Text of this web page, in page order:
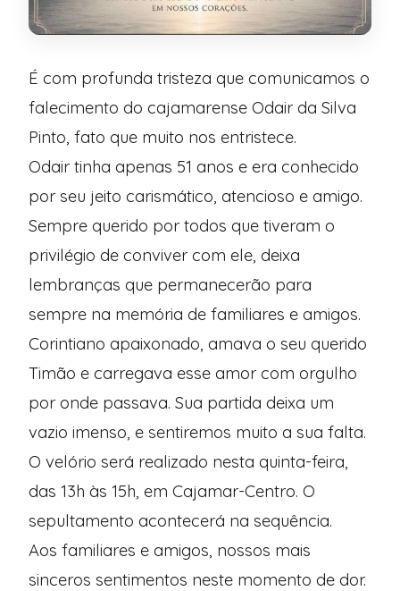
É com profunda tristeza que comunicamos o
falecimento do cajamarense Odair da Silva
Pinto, fato que muito nos entristece.
Odair tinha apenas 51 anos e era conhecido
por seu jeito carismático, atencioso e amigo.
Sempre querido por todos que tiveram o
privilégio de conviver com ele, deixa
lembranças que permanecerão para
sempre na memória de familiares e amigos.
Corintiano apaixonado, amava o seu querido
Timão e carregava esse amor com orgulho
por onde passava. Sua partida deixa um
vazio imenso, e sentiremos muito a sua falta.
O velório será realizado nesta quinta-feira,
das 13h às 15h, em Cajamar-Centro. O
sepultamento acontecerá na sequência.
Aos familiares e amigos, nossos mais
sinceros sentimentos neste momento de dor.